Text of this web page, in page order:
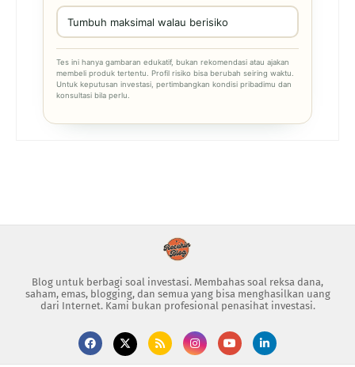
Tumbuh maksimal walau berisiko
Tes ini hanya gambaran edukatif, bukan rekomendasi atau ajakan
membeli produk tertentu. Profil risiko bisa berubah seiring waktu.
Untuk keputusan investasi, pertimbangkan kondisi pribadimu dan
konsultasi bila perlu.
Blog untuk berbagi soal investasi. Membahas soal reksa dana,
saham, emas, blogging, dan semua yang bisa menghasilkan uang
dari Internet. Kami bukan profesional penasihat investasi.